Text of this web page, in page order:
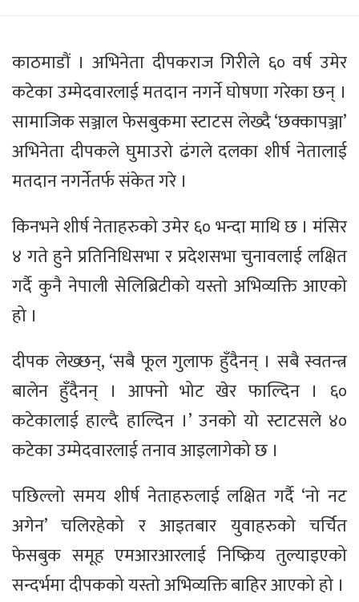
काठमाडौं । अभिनेता दीपकराज गिरीले ६० वर्ष उमेर
कटेका उम्मेदवारलाई मतदान नगर्ने घोषणा गरेका छन् ।
सामाजिक सञ्जाल फेसबुकमा स्टाटस लेख्दै ‘छक्कापञ्जा’
अभिनेता दीपकले घुमाउरो ढंगले दलका शीर्ष नेतालाई
मतदान नगर्नेतर्फ संकेत गरे ।
किनभने शीर्ष नेताहरुको उमेर ६० भन्दा माथि छ । मंसिर
४ गते हुने प्रतिनिधिसभा र प्रदेशसभा चुनावलाई लक्षित
गर्दै कुनै नेपाली सेलिब्रिटीको यस्तो अभिव्यक्ति आएको
हो ।
दीपक लेख्छन्, ‘सबै फूल गुलाफ हुँदैनन् । सबै स्वतन्त्र
बालेन हुँदैनन् । आफ्नो भोट खेर फाल्दिन । ६०
कटेकालाई हाल्दै हाल्दिन ।’ उनको यो स्टाटसले ४०
कटेका उम्मेदवारलाई तनाव आइलागेको छ ।
पछिल्लो समय शीर्ष नेताहरुलाई लक्षित गर्दै ‘नो नट
अगेन’ चलिरहेको र आइतबार युवाहरुको चर्चित
फेसबुक समूह एमआरआरलाई निष्क्रिय तुल्याइएको
सन्दर्भमा दीपकको यस्तो अभिव्यक्ति बाहिर आएको हो ।